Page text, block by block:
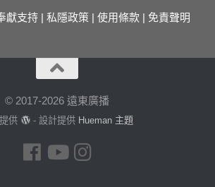
獻支持 | 私隱政策 | 使用條款 | 免責聲明
© 2017-2026 遠東廣播
供 - 設計提供 Hueman 主題